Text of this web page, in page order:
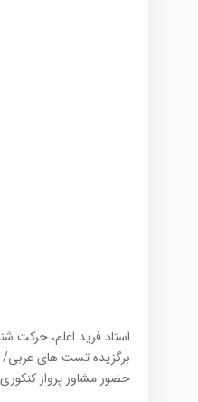
استاد فرید اعلم، حرکت
برگزیده تست های عربی/
حضور مشاور پرواز